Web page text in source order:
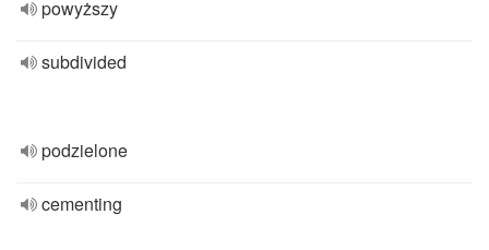
powyższy
subdivided
podzielone
cementing